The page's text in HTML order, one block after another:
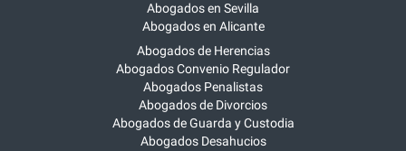
Abogados en Sevilla
Abogados en Alicante
Abogados de Herencias
Abogados Convenio Regulador
Abogados Penalistas
Abogados de Divorcios
Abogados de Guarda y Custodia
Abogados Desahucios